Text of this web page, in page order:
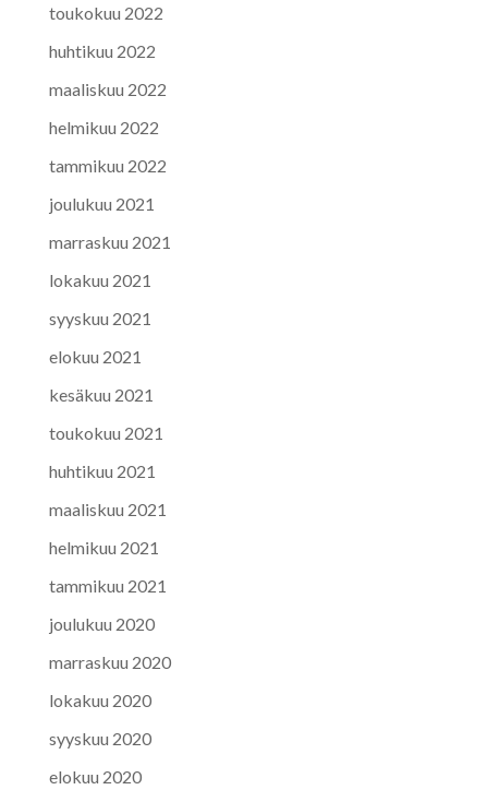
toukokuu 2022
huhtikuu 2022
maaliskuu 2022
helmikuu 2022
tammikuu 2022
joulukuu 2021
marraskuu 2021
lokakuu 2021
syyskuu 2021
elokuu 2021
kesäkuu 2021
toukokuu 2021
huhtikuu 2021
maaliskuu 2021
helmikuu 2021
tammikuu 2021
joulukuu 2020
marraskuu 2020
lokakuu 2020
syyskuu 2020
elokuu 2020